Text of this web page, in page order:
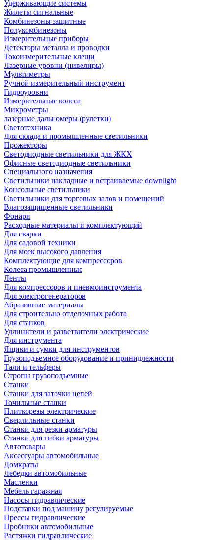
Удерживающие системы
Жилеты сигнальные
Комбинезоны защитные
Полукомбинезоны
Измерительные приборы
Детекторы металла и проводки
Токоизмерительные клещи
Лазерные уровни (нивелиры)
Мультиметры
Ручной измерительный инструмент
Гидроуровни
Измерительные колеса
Микрометры
лазерные дальномеры (рулетки)
Светотехника
Для склада и промышленные светильники
Прожекторы
Светодиодные светильники для ЖКХ
Офисные светодиодные светильники
Специального назначения
Светильники накладные и встраиваемые downlight
Консольные светильники
Светильники для торговых залов и помещений
Влагозащищенные светильники
Фонари
Расходные материалы и комплектующий
Для сварки
Для садовой техники
Для моек высокого давления
Комплектующие для компрессоров
Колеса промышленные
Ленты
Для компрессоров и пневмоинструмента
Для электрогенераторов
Абразивные материалы
Для строительно отделочных работа
Для станков
Удлинители и разветвители электрические
Для инструмента
Ящики и сумки для инструментов
Грузоподъемное оборудование и принидлежности
Тали и тельферы
Стропы грузоподъемные
Станки
Станки для заточки цепей
Точильные станки
Плиткорезы электрические
Сверлильные станки
Станки для резки арматуры
Станки для гибки арматуры
Автотовары
Аксессуары автомобильные
Домкраты
Лебедки автомобильные
Масленки
Мебель гаражная
Насосы гидравлические
Подставки под машину регулируемые
Прессы гидравлические
Пробники автомобильные
Растяжки гидравлические